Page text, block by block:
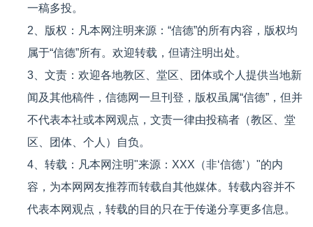
一稿多投。
2、版权：凡本网注明来源：“信德”的所有内容，版权均
属于“信德”所有。欢迎转载，但请注明出处。
3、文责：欢迎各地教区、堂区、团体或个人提供当地新
闻及其他稿件，信德网一旦刊登，版权虽属“信德”，但并
不代表本社或本网观点，文责一律由投稿者（教区、堂
区、团体、个人）自负。
4、转载：凡本网注明"来源：XXX（非‘信德’）"的内
容，为本网网友推荐而转载自其他媒体。转载内容并不
代表本网观点，转载的目的只在于传递分享更多信息。